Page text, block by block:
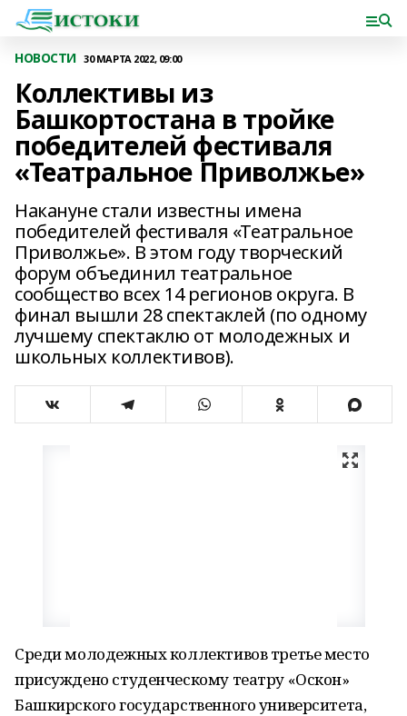
НОВОСТИ 30 МАРТА 2022, 09:00
Коллективы из
Башкортостана в тройке
победителей фестиваля
«Театральное Приволжье»
Накануне стали известны имена
победителей фестиваля «Театральное
Приволжье». В этом году творческий
форум объединил театральное
сообщество всех 14 регионов округа. В
финал вышли 28 спектаклей (по одному
лучшему спектаклю от молодежных и
школьных коллективов).
Среди молодежных коллективов третье место
присуждено студенческому театру «Оскон»
Башкирского государственного университета,